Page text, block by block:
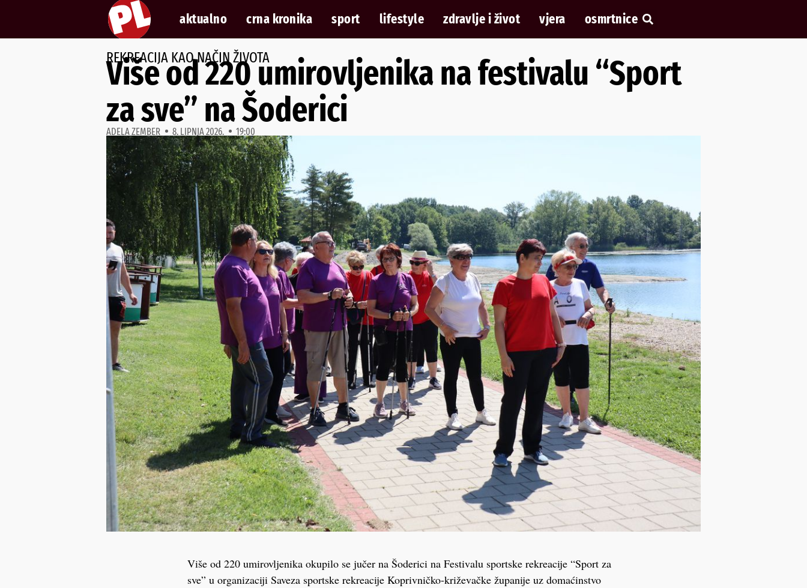
aktualno crna kronika sport lifestyle zdravlje i život vjera osmrtnice
REKREACIJA KAO NAČIN ŽIVOTA
Više od 220 umirovljenika na festivalu “Sport
za sve” na Šoderici
ADELA ZEMBER 8. LIPNJA 2026. 19:00
Više od 220 umirovljenika okupilo se jučer na Šoderici na Festivalu sportske rekreacije “Sport za
sve” u organizaciji Saveza sportske rekreacije Koprivničko-križevačke županije uz domaćinstvo